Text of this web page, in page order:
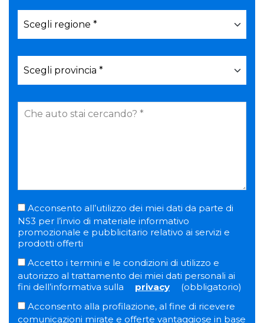
Acconsento all’utilizzo dei miei dati da parte di
NS3 per l’invio di materiale informativo
promozionale e pubblicitario relativo ai servizi e
prodotti offerti
Accetto i termini e le condizioni di utilizzo e
autorizzo al trattamento dei miei dati personali ai
fini dell’informativa sulla
privacy
(obbligatorio)
Acconsento alla profilazione, al fine di ricevere
comunicazioni mirate e offerte vantaggiose in base